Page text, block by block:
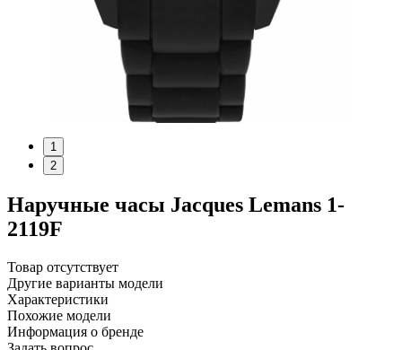
1
2
Наручные часы Jacques Lemans 1-
2119F
Товар отсутствует
Другие варианты модели
Характеристики
Похожие модели
Информация о бренде